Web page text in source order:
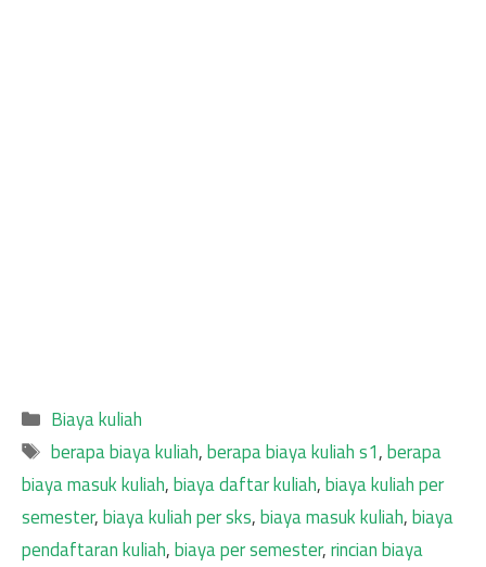
Categories
Biaya kuliah
Tags
berapa biaya kuliah,berapa biaya kuliah s1,berapa
biaya masuk kuliah,biaya daftar kuliah,biaya kuliah per
semester,biaya kuliah per sks,biaya masuk kuliah,biaya
pendaftaran kuliah,biaya per semester,rincian biaya